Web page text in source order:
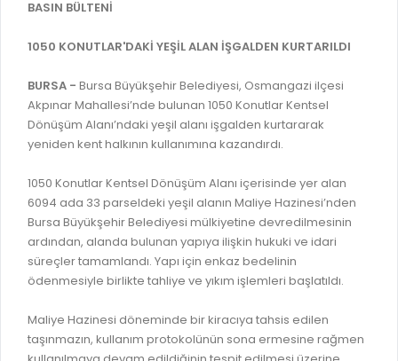
BİLGİ EDİNME
MECLİS
MECLİS ÜYELERİ
KOMİSYON ÜYELERİ
MECLİS KARARLARI
MECLİS GÜNDEMİ VE KARAR ÖZETLERİ
YAYIN / PLAN / RAPOR
STRATEJİK PLANLAR
PERFORMANS PROGRAMI
FAALİYET RAPORLARI
ORKESTRA KAYIT
SEYAHAT KARTI SORGULAMA
ÜCRETSİZ WİFİ NOKTALARI
İTFAİYE RAPORU
ONLİNE KATI ATIK BAŞVURUSU
BADEM KAYIT
BASIN BÜLTENİ
1050 KONUTLAR'DAKİ YEŞİL ALAN İŞGALDEN KURTARILDI
BURSA - Bursa Büyükşehir Belediyesi, Osmangazi ilçesi
Akpınar Mahallesi’nde bulunan 1050 Konutlar Kentsel
Dönüşüm Alanı’ndaki yeşil alanı işgalden kurtararak
yeniden kent halkının kullanımına kazandırdı.
1050 Konutlar Kentsel Dönüşüm Alanı içerisinde yer alan
6094 ada 33 parseldeki yeşil alanın Maliye Hazinesi’nden
Bursa Büyükşehir Belediyesi mülkiyetine devredilmesinin
ardından, alanda bulunan yapıya ilişkin hukuki ve idari
süreçler tamamlandı. Yapı için enkaz bedelinin
ödenmesiyle birlikte tahliye ve yıkım işlemleri başlatıldı.
Maliye Hazinesi döneminde bir kiracıya tahsis edilen
taşınmazın, kullanım protokolünün sona ermesine rağmen